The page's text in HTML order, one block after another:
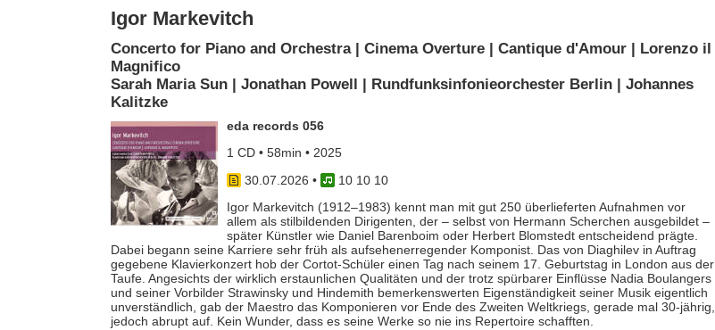
Igor Markevitch
Concerto for Piano and Orchestra | Cinema Overture | Cantique d'Amour | Lorenzo il
Magnifico
Sarah Maria Sun | Jonathan Powell | Rundfunksinfonieorchester Berlin | Johannes
Kalitzke
eda records 056
1 CD • 58min • 2025
30.07.2026 •
10 10 10
Igor Markevitch (1912–1983) kennt man mit gut 250 überlieferten Aufnahmen vor
allem als stilbildenden Dirigenten, der – selbst von Hermann Scherchen ausgebildet –
später Künstler wie Daniel Barenboim oder Herbert Blomstedt entscheidend prägte.
Dabei begann seine Karriere sehr früh als aufsehenerregender Komponist. Das von Diaghilev in Auftrag
gegebene Klavierkonzert hob der Cortot-Schüler einen Tag nach seinem 17. Geburtstag in London aus der
Taufe. Angesichts der wirklich erstaunlichen Qualitäten und der trotz spürbarer Einflüsse Nadia Boulangers
und seiner Vorbilder Strawinsky und Hindemith bemerkenswerten Eigenständigkeit seiner Musik eigentlich
unverständlich, gab der Maestro das Komponieren vor Ende des Zweiten Weltkriegs, gerade mal 30-jährig,
jedoch abrupt auf. Kein Wunder, dass es seine Werke so nie ins Repertoire schafften.